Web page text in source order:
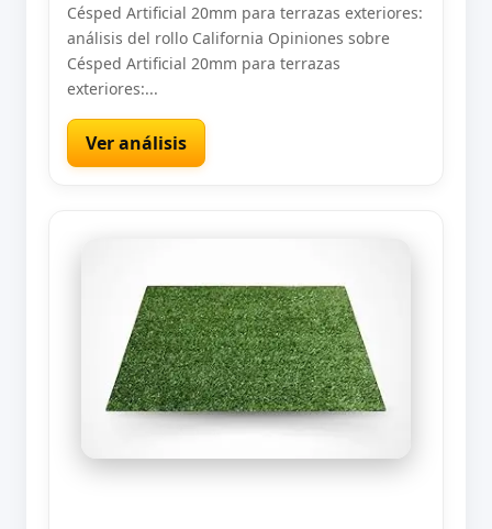
Césped Artificial 20mm para terrazas exteriores:
análisis del rollo California Opiniones sobre
Césped Artificial 20mm para terrazas
exteriores:...
Ver análisis